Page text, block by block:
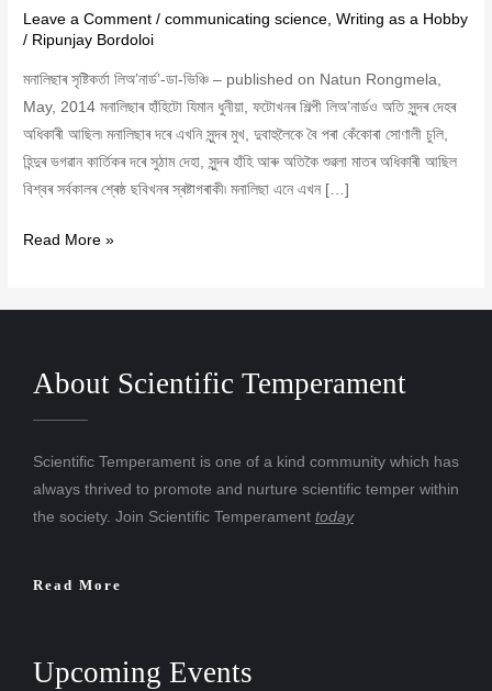
Leave a Comment /communicating science,Writing as a Hobby
/ Ripunjay Bordoloi
মনালিছাৰ সৃষ্টিকৰ্তা লিঅ’নাৰ্ড’-ডা-ভিঞ্চি – published on Natun Rongmela,
May, 2014 মনালিছাৰ হাঁহিটো যিমান ধুনীয়া, ফটোখনৰ শিল্পী লিঅ’নাৰ্ডও অতি সুন্দৰ দেহৰ
অধিকাৰী আছিল৷ মনালিছাৰ দৰে এখনি সুন্দৰ মুখ, দুবাহুলৈকে বৈ পৰা কেঁকোৰা সোণালী চুলি,
হিন্দুৰ ভগৱান কাৰ্তিকৰ দৰে সুঠাম দেহা, সুন্দৰ হাঁহি আৰু অতিকৈ শুৱলা মাতৰ অধিকাৰী আছিল
বিশ্বৰ সৰ্বকালৰ শ্ৰেষ্ঠ ছবিখনৰ স্ৰষ্টাগৰাকী৷ মনালিছা এনে এখন […]
Read More »
About Scientific Temperament
Scientific Temperament is one of a kind community which has
always thrived to promote and nurture scientific temper within
the society. Join Scientific Temperament today
Read More
Upcoming Events